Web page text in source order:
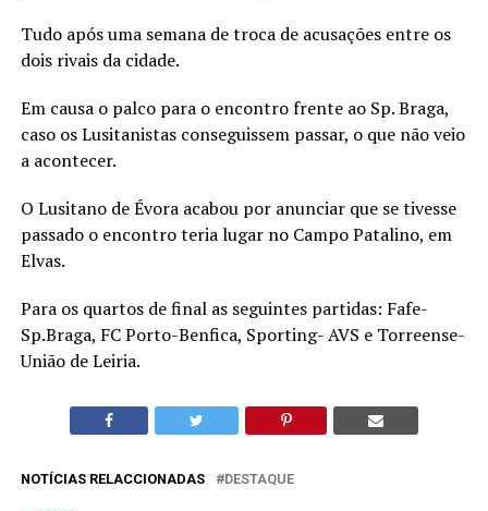
Tudo após uma semana de troca de acusações entre os
dois rivais da cidade.
Em causa o palco para o encontro frente ao Sp. Braga,
caso os Lusitanistas conseguissem passar, o que não veio
a acontecer.
O Lusitano de Évora acabou por anunciar que se tivesse
passado o encontro teria lugar no Campo Patalino, em
Elvas.
Para os quartos de final as seguintes partidas: Fafe-
Sp.Braga, FC Porto-Benfica, Sporting- AVS e Torreense-
União de Leiria.
NOTÍCIAS RELACCIONADAS DESTAQUE